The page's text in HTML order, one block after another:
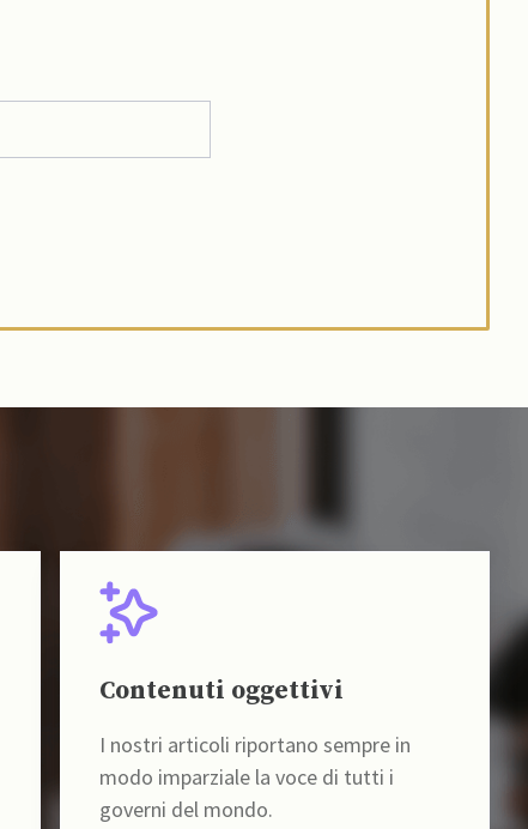
Contenuti oggettivi
I nostri articoli riportano sempre in
modo imparziale la voce di tutti i
governi del mondo.